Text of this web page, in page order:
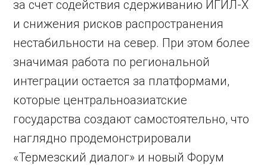
за счет содействия сдерживанию ИГИЛ-Х
и снижения рисков распространения
нестабильности на север. При этом более
значимая работа по региональной
интеграции остается за платформами,
которые центральноазиатские
государства создают самостоятельно, что
наглядно продемонстрировали
«Термезский диалог» и новый Форум